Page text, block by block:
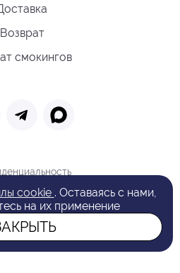
Возврат
смокингов
обработки cookie
Оферта
Поиск
VAN LAACK
cookie . Оставаясь с нами,
на их применение